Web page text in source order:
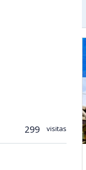
299 visitas